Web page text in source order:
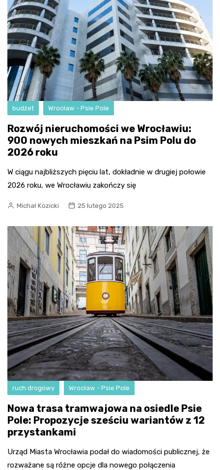
budżet Wrocław - Psie Pole
Rozwój nieruchomości we Wrocławiu:
900 nowych mieszkań na Psim Polu do
2026 roku
W ciągu najbliższych pięciu lat, dokładnie w drugiej połowie
2026 roku, we Wrocławiu zakończy się
Michał Kozicki 25 lutego 2025
ruch drogowy Wrocław - Psie Pole
Nowa trasa tramwajowa na osiedle Psie
Pole: Propozycje sześciu wariantów z 12
przystankami
Urząd Miasta Wrocławia podał do wiadomości publicznej, że
rozważane są różne opcje dla nowego połączenia